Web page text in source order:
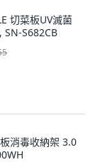
切菜板UV滅菌
SN-S682CB
消毒收納架 3.0